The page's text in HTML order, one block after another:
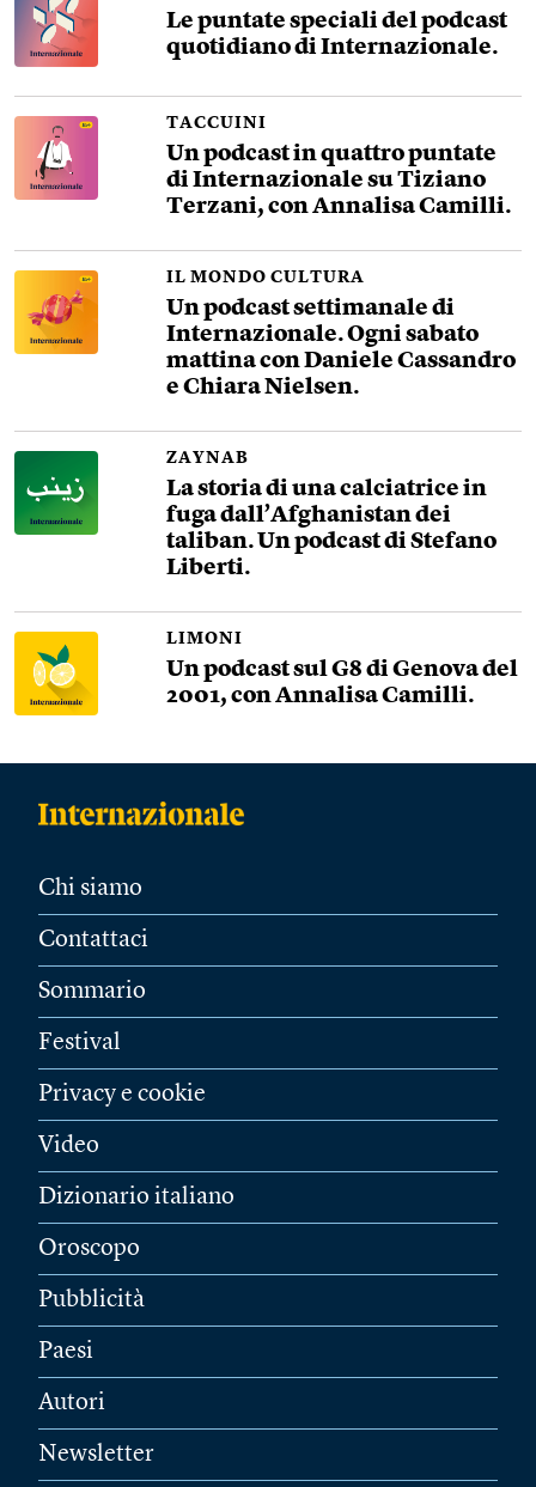
Le puntate speciali del podcast
quotidiano di Internazionale.
TACCUINI
Un podcast in quattro puntate
di Internazionale su Tiziano
Terzani, con Annalisa Camilli.
IL MONDO CULTURA
Un podcast settimanale di
Internazionale. Ogni sabato
mattina con Daniele Cassandro
e Chiara Nielsen.
ZAYNAB
La storia di una calciatrice in
fuga dall’Afghanistan dei
taliban. Un podcast di Stefano
Liberti.
LIMONI
Un podcast sul G8 di Genova del
2001, con Annalisa Camilli.
Chi siamo
Contattaci
Sommario
Festival
Privacy e cookie
Video
Dizionario italiano
Oroscopo
Pubblicità
Paesi
Autori
Newsletter